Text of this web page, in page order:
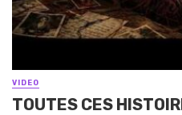
VIDEO
TOUTES CES